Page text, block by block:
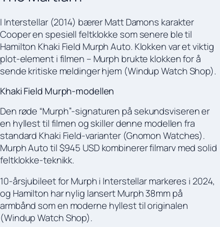
I Interstellar (2014) bærer Matt Damons karakter
Cooper en spesiell feltklokke som senere ble til
Hamilton Khaki Field Murph Auto. Klokken var et viktig
plot-element i filmen – Murph brukte klokken for å
sende kritiske meldinger hjem (Windup Watch Shop).
Khaki Field Murph-modellen
Den røde “Murph”-signaturen på sekundsviseren er
en hyllest til filmen og skiller denne modellen fra
standard Khaki Field-varianter (Gnomon Watches).
Murph Auto til $945 USD kombinerer filmarv med solid
feltklokke-teknikk.
10-årsjubileet for Murph i Interstellar markeres i 2024,
og Hamilton har nylig lansert Murph 38mm på
armbånd som en moderne hyllest til originalen
(Windup Watch Shop).